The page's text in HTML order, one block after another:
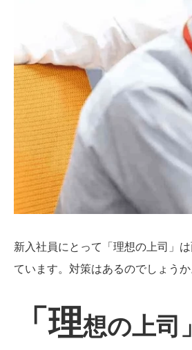
新入社員にとって「理想の上司」
ています。対策はあるのでしょうか
「理想の上司